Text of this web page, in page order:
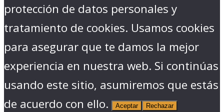
protección de datos personales y
tratamiento de cookies. Usamos cookies
para asegurar que te damos la mejor
experiencia en nuestra web. Si continúas
usando este sitio, asumiremos que estás
de acuerdo con ello.
Aceptar Rechazar